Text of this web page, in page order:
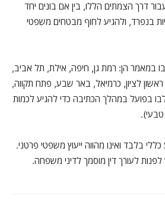
דרך הצמתים הללו, בין אם בונים יחד
בנפרד, ולהגיע לחוף מבטחים משפטי
במאמר הן: רמת גן, חיפה, אילת, תל אביב,
לציון, כרמיאל, באר שבע, פתח תקווה,
12 ערים שולבו בפועל במהלך הכתיבה כדי להגיע לכמות
בלבד ואינו מהווה ייעוץ משפטי פרטני.
לעורך דין מוסמך לדיני משפחה.